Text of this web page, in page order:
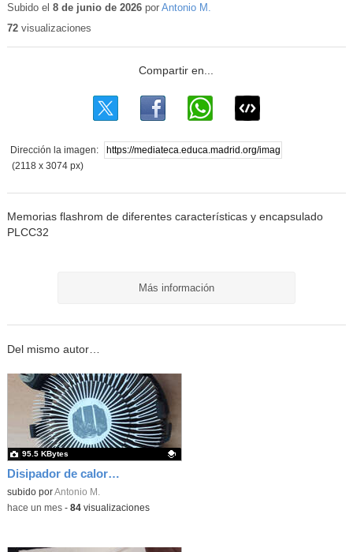
educativo
Subido el 8 de junio de 2026por Antonio M.
72visualizaciones
Dirección la imagen:
(2118 x 3074 px)
Memorias flashrom de diferentes características y encapsulado
PLCC32
Más información
Del mismo autor…
Disipador de calor para microprocesador i3, i5 e i7
Contenido educativo.
subido porAntonio M.
95.5 KBytes
-hace un mes- 84visualizaciones